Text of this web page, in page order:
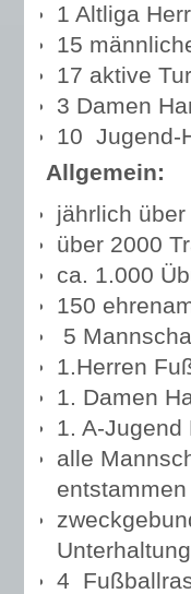
1 Altliga
15
17 aktive
3 Damen
10 Jugend-
Allgemein:
jährlich
über 2000
ca. 1.000
150
5
1.Herren
1. Damen
1. A-Jugend
alle
4